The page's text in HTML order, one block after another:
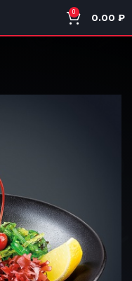
0 0.00 ₽